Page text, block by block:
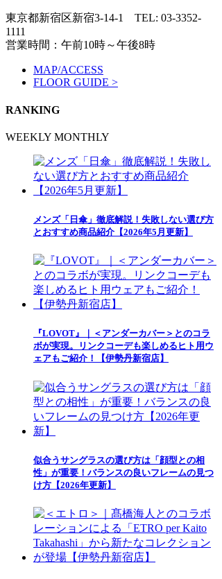
東京都新宿区新宿3-14-1 TEL: 03-3352-
1111
営業時間：午前10時～午後8時
MAP/ACCESS
FLOOR GUIDE >
RANKING
WEEKLY MONTHLY
メンズ「日傘」徹底解説！失敗しない選び方
とおすすめ商品紹介【2026年5月更新】
『LOVOT』｜＜アンダーカバー＞とのコラ
ボが実現。リンクコーデも楽しめるヒト用ウ
ェアもご紹介！【伊勢丹新宿店】
似合うサングラスの選び方は「顔型との相
性」が重要！バランスの良いフレームの見つ
け方【2026年更新】